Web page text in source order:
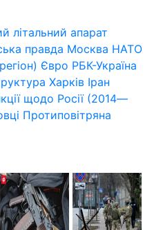
літальний апарат
правда Москва НАТО
Євро РБК-Україна
Харків Іран
щодо Росії (2014—
Протиповітряна